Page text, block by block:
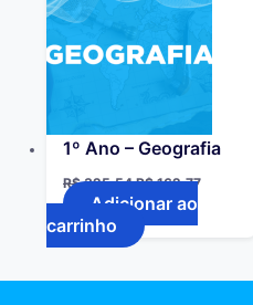
1º Ano – Geografia
R$325,54 R$162,77
Adicionar ao
carrinho